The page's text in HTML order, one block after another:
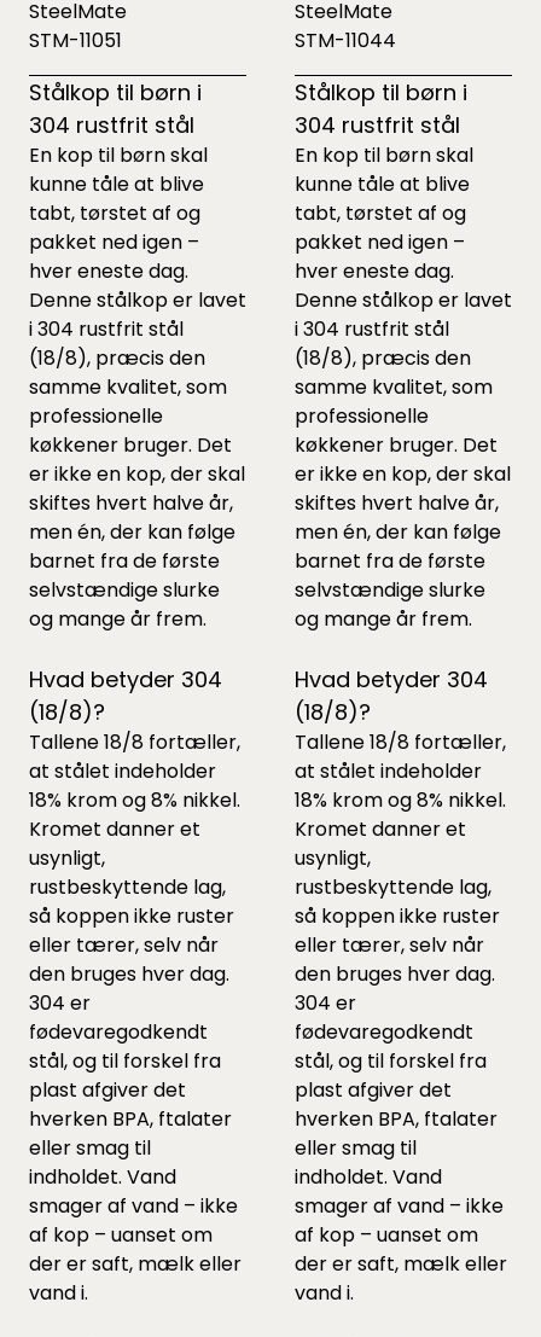
SteelMate
STM-11051
Stålkop til børn i
304 rustfrit stål
En kop til børn skal
kunne tåle at blive
tabt, tørstet af og
pakket ned igen –
hver eneste dag.
Denne stålkop er lavet
i 304 rustfrit stål
(18/8), præcis den
samme kvalitet, som
professionelle
køkkener bruger. Det
er ikke en kop, der skal
skiftes hvert halve år,
men én, der kan følge
barnet fra de første
selvstændige slurke
og mange år frem.
Hvad betyder 304
(18/8)?
Tallene 18/8 fortæller,
at stålet indeholder
18% krom og 8% nikkel.
Kromet danner et
usynligt,
rustbeskyttende lag,
så koppen ikke ruster
eller tærer, selv når
den bruges hver dag.
304 er
fødevaregodkendt
stål, og til forskel fra
plast afgiver det
hverken BPA, ftalater
eller smag til
indholdet. Vand
smager af vand – ikke
af kop – uanset om
der er saft, mælk eller
vand i.
SteelMate
STM-11044
Stålkop til børn i
304 rustfrit stål
En kop til børn skal
kunne tåle at blive
tabt, tørstet af og
pakket ned igen –
hver eneste dag.
Denne stålkop er lavet
i 304 rustfrit stål
(18/8), præcis den
samme kvalitet, som
professionelle
køkkener bruger. Det
er ikke en kop, der skal
skiftes hvert halve år,
men én, der kan følge
barnet fra de første
selvstændige slurke
og mange år frem.
Hvad betyder 304
(18/8)?
Tallene 18/8 fortæller,
at stålet indeholder
18% krom og 8% nikkel.
Kromet danner et
usynligt,
rustbeskyttende lag,
så koppen ikke ruster
eller tærer, selv når
den bruges hver dag.
304 er
fødevaregodkendt
stål, og til forskel fra
plast afgiver det
hverken BPA, ftalater
eller smag til
indholdet. Vand
smager af vand – ikke
af kop – uanset om
der er saft, mælk eller
vand i.